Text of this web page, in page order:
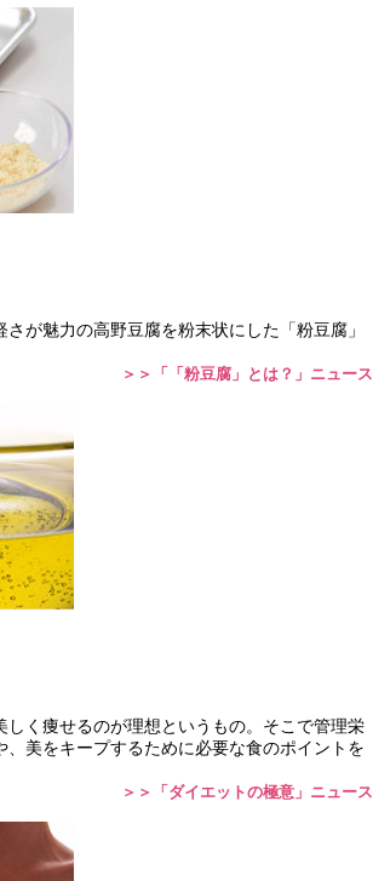
が魅力の高野豆腐を粉末状にした「粉豆腐」
＞＞「「粉豆腐」とは？」ニュース
く痩せるのが理想というもの。そこで管理栄
美をキープするために必要な食のポイントを
＞＞「ダイエットの極意」ニュース